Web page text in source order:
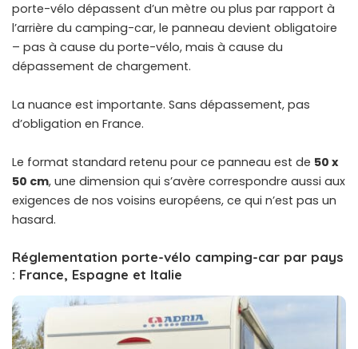
porte-vélo dépassent d’un mètre ou plus par rapport à
l’arrière du camping-car, le panneau devient obligatoire
– pas à cause du porte-vélo, mais à cause du
dépassement de chargement.
La nuance est importante. Sans dépassement, pas
d’obligation en France.
Le format standard retenu pour ce panneau est de 50 x
50 cm, une dimension qui s’avère correspondre aussi aux
exigences de nos voisins européens, ce qui n’est pas un
hasard.
Réglementation porte-vélo camping-car par pays
: France, Espagne et Italie